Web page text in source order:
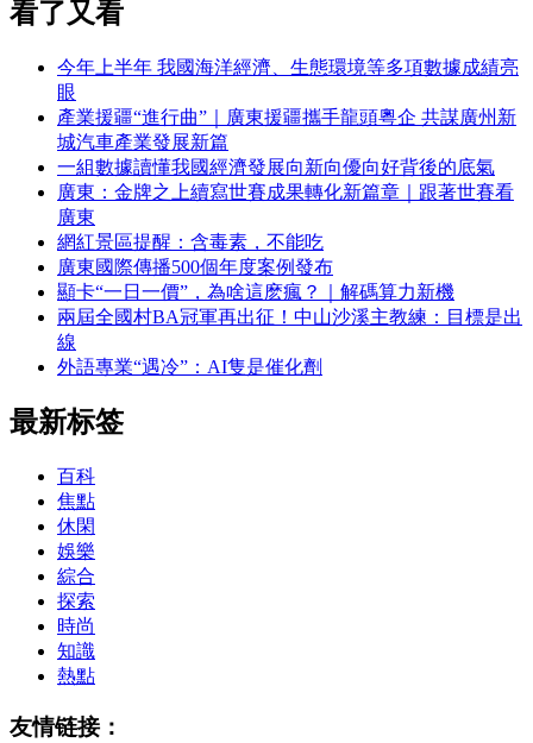
看了又看
今年上半年 我國海洋經濟、生態環境等多項數據成績亮
眼
產業援疆“進行曲”｜廣東援疆攜手龍頭粵企 共謀廣州新
城汽車產業發展新篇
一組數據讀懂我國經濟發展向新向優向好背後的底氣
廣東：金牌之上續寫世賽成果轉化新篇章｜跟著世賽看
廣東
網紅景區提醒：含毒素，不能吃
廣東國際傳播500個年度案例發布
顯卡“一日一價”，為啥這麽瘋？｜解碼算力新機
兩屆全國村BA冠軍再出征！中山沙溪主教練：目標是出
線
外語專業“遇冷”：AI隻是催化劑
最新标签
百科
焦點
休閑
娛樂
綜合
探索
時尚
知識
熱點
友情链接：